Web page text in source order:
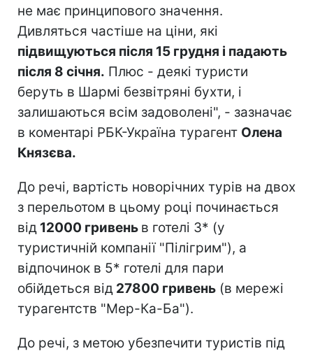
не має принципового значення.
Дивляться частіше на ціни, які
підвищуються після 15 грудня і падають
після 8 січня. Плюс - деякі туристи
беруть в Шармі безвітряні бухти, і
залишаються всім задоволені", - зазначає
в коментарі РБК-Україна турагент Олена
Князєва.
До речі, вартість новорічних турів на двох
з перельотом в цьому році починається
від 12000 гривень в готелі 3* (у
туристичній компанії "Пілігрим"), а
відпочинок в 5* готелі для пари
обійдеться від 27800 гривень (в мережі
турагентств "Мер-Ка-Ба").
До речі, з метою убезпечити туристів під